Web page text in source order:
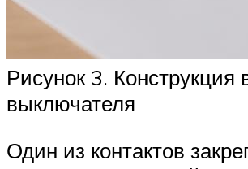
Рисунок 3. Конструкция
выключателя
Один из контактов